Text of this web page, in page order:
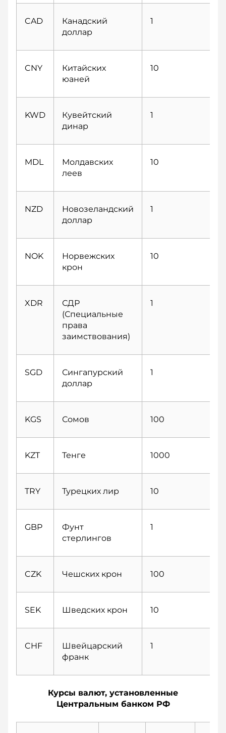
CAD
Канадский
доллар
1
CNY
Китайских
юаней
10
KWD
Кувейтский
динар
1
MDL
Молдавских
леев
10
NZD
Новозеландский
доллар
1
NOK
Норвежских
крон
10
XDR
СДР
(Специальные
права
заимствования)
1
SGD
Сингапурcкий
доллар
1
KGS Сомов 100
KZT Тенге 1000
TRY Турецких лир 10
GBP
Фунт
стерлингов
1
CZK Чешских крон 100
SEK Шведских крон 10
CHF
Швейцарский
франк
1
Курсы валют, установленные
Центральным банком РФ